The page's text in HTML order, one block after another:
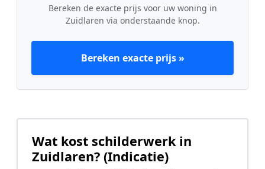
Bereken de exacte prijs voor uw woning in
Zuidlaren via onderstaande knop.
Bereken exacte prijs »
Wat kost schilderwerk in
Zuidlaren? (Indicatie)